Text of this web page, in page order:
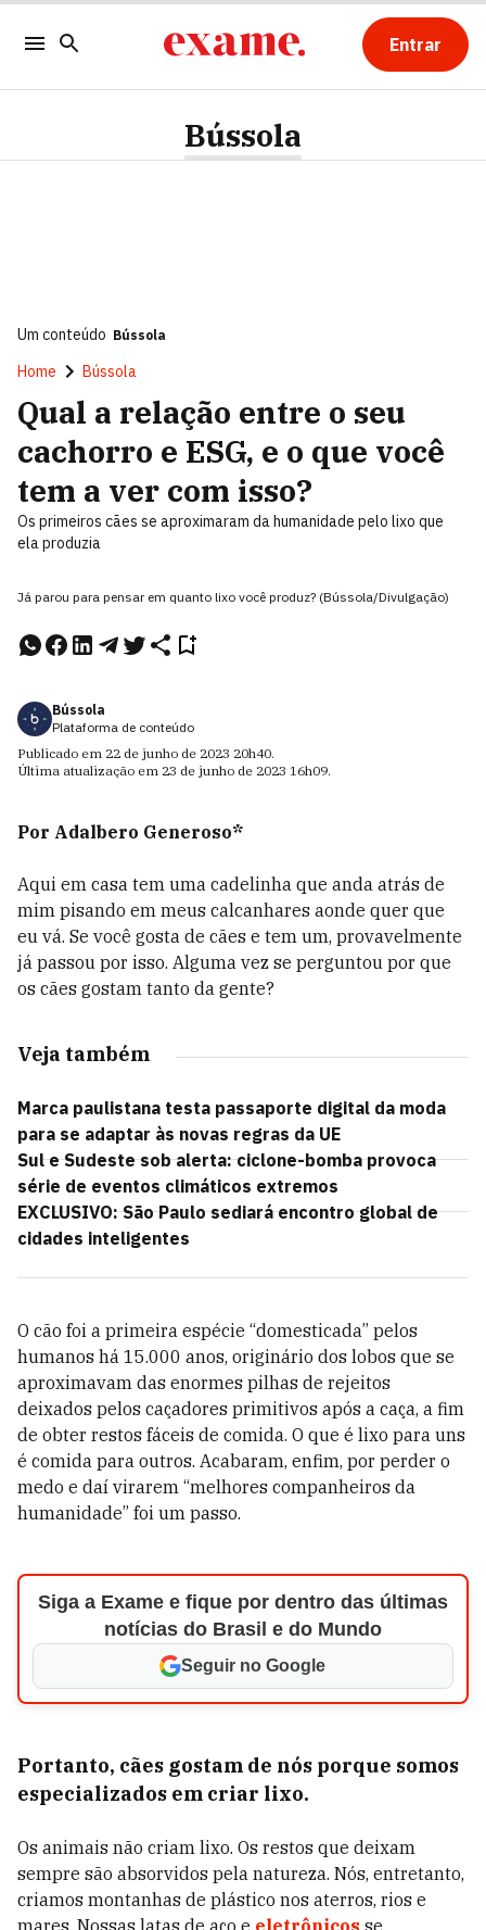
Entrar
Bússola
Um conteúdo Bússola
Home Bússola
Qual a relação entre o seu
cachorro e ESG, e o que você
tem a ver com isso?
Os primeiros cães se aproximaram da humanidade pelo lixo que
ela produzia
Já parou para pensar em quanto lixo você produz? (Bússola/Divulgação)
Bússola
Plataforma de conteúdo
Publicado em 22 de junho de 2023 20h40.
Última atualização em 23 de junho de 2023 16h09.
Por Adalbero Generoso*
Aqui em casa tem uma cadelinha que anda atrás de
mim pisando em meus calcanhares aonde quer que
eu vá. Se você gosta de cães e tem um, provavelmente
já passou por isso. Alguma vez se perguntou por que
os cães gostam tanto da gente?
Veja também
Marca paulistana testa passaporte digital da moda
para se adaptar às novas regras da UE
Sul e Sudeste sob alerta: ciclone-bomba provoca
série de eventos climáticos extremos
EXCLUSIVO: São Paulo sediará encontro global de
cidades inteligentes
O cão foi a primeira espécie “domesticada” pelos
humanos há 15.000 anos, originário dos lobos que se
aproximavam das enormes pilhas de rejeitos
deixados pelos caçadores primitivos após a caça, a fim
de obter restos fáceis de comida. O que é lixo para uns
é comida para outros. Acabaram, enfim, por perder o
medo e daí virarem “melhores companheiros da
humanidade” foi um passo.
Siga a Exame e fique por dentro das últimas
notícias do Brasil e do Mundo
Seguir no Google
Portanto, cães gostam de nós porque somos
especializados em criar lixo.
Os animais não criam lixo. Os restos que deixam
sempre são absorvidos pela natureza. Nós, entretanto,
criamos montanhas de plástico nos aterros, rios e
mares. Nossas latas de aço e eletrônicos se